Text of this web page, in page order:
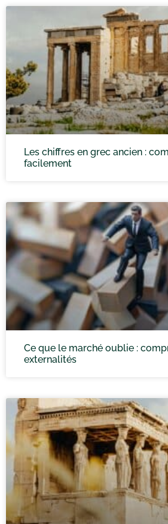
Les chiffres en grec ancien :
facilement
Ce que le marché oublie :
externalités